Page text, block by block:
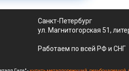
Санкт-Петербург
ул. Магнитогорская 51,
Работаем по всей РФ и СНГ